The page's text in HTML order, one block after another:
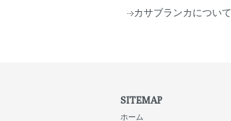
カサブランカについて
SITEMAP
ホーム